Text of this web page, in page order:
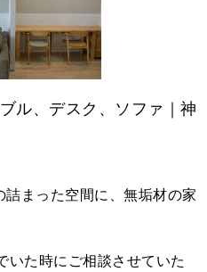
ル、デスク、ソファ｜神
詰まった空間に、無垢材の家
いた時にご相談させていた